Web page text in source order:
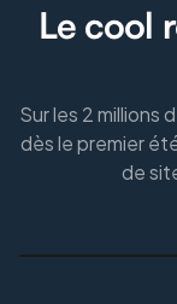
Le cool
Sur les 2 millions
dès le premier
de